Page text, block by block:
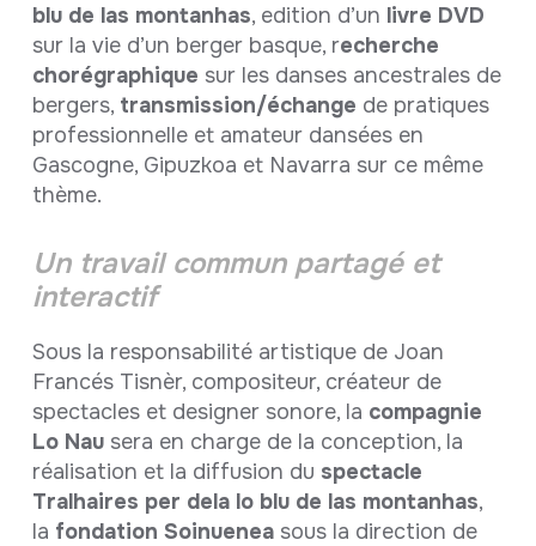
blu de las montanhas, edition d’un livre DVD
sur la vie d’un berger basque, recherche
chorégraphique sur les danses ancestrales de
bergers, transmission/échange de pratiques
professionnelle et amateur dansées en
Gascogne, Gipuzkoa et Navarra sur ce même
thème.
Un travail commun partagé et
interactif
Sous la responsabilité artistique de Joan
Francés Tisnèr, compositeur, créateur de
spectacles et designer sonore, la compagnie
Lo Nausera en charge de la conception, la
réalisation et la diffusion du spectacle
Tralhaires per dela lo blu de las montanhas,
la fondation Soinueneasous la direction de